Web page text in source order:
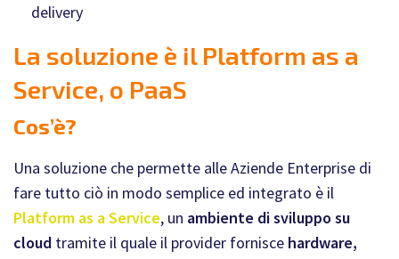
delivery
La soluzione è il Platform as a
Service, o PaaS
Cos’è?
Una soluzione che permette alle Aziende Enterprise di
fare tutto ciò in modo semplice ed integrato è il
Platform as a Service, un ambiente di sviluppo su
cloud tramite il quale il provider fornisce hardware,